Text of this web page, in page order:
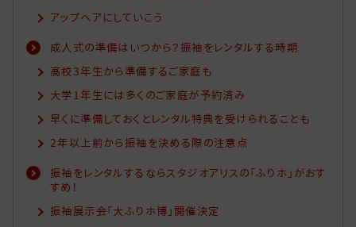
アップヘアにしていこう
成人式の準備はいつから？振袖をレンタルする時期
高校3年生から準備するご家庭も
大学1年生には多くのご家庭が予約済み
早くに準備しておくとレンタル特典を受けられることも
2年以上前から振袖を決める際の注意点
振袖をレンタルするならスタジオアリスの「ふりホ」がおす
すめ！
振袖展示会「大ふりホ博」開催決定